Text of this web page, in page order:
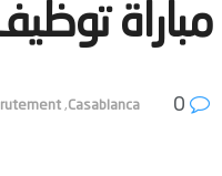
‫مباراة توظيف 8 مناصب في الشركة العامة
Casablanca
,